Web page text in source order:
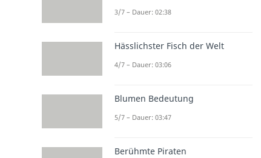
3/7 – Dauer: 02:38
Hässlichster Fisch der Welt
4/7 – Dauer: 03:06
Blumen Bedeutung
5/7 – Dauer: 03:47
Berühmte Piraten